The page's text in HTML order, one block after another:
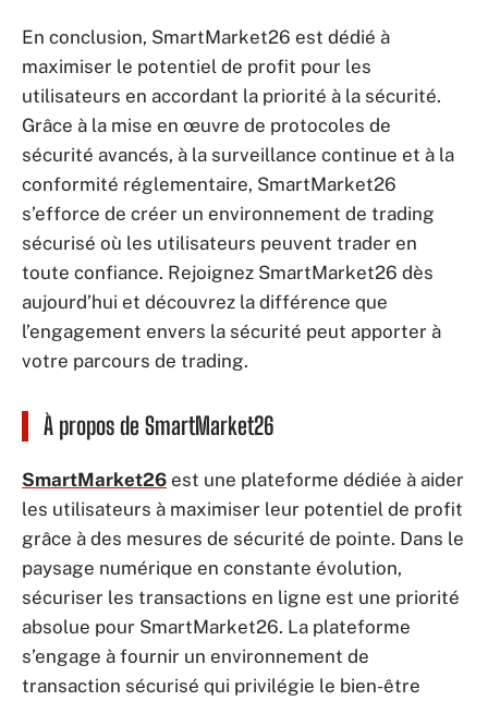
En conclusion, SmartMarket26 est dédié à
maximiser le potentiel de profit pour les
utilisateurs en accordant la priorité à la sécurité.
Grâce à la mise en œuvre de protocoles de
sécurité avancés, à la surveillance continue et à la
conformité réglementaire, SmartMarket26
s’efforce de créer un environnement de trading
sécurisé où les utilisateurs peuvent trader en
toute confiance. Rejoignez SmartMarket26 dès
aujourd’hui et découvrez la différence que
l’engagement envers la sécurité peut apporter à
votre parcours de trading.
À propos de SmartMarket26
SmartMarket26 est une plateforme dédiée à aider
les utilisateurs à maximiser leur potentiel de profit
grâce à des mesures de sécurité de pointe. Dans le
paysage numérique en constante évolution,
sécuriser les transactions en ligne est une priorité
absolue pour SmartMarket26. La plateforme
s’engage à fournir un environnement de
transaction sécurisé qui privilégie le bien-être